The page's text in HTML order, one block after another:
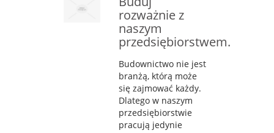
rozważnie z
naszym
przedsiębiorstwem.
Budownictwo nie jest
branżą, którą może
się zajmować każdy.
Dlatego w naszym
przedsiębiorstwie
pracują jedynie